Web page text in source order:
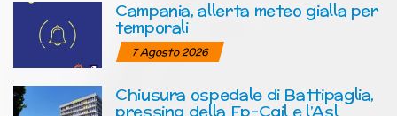
Campania, allerta meteo gialla per
temporali
7 Agosto 2026
Chiusura ospedale di Battipaglia,
pressing della Fp-Cgil e l’Asl